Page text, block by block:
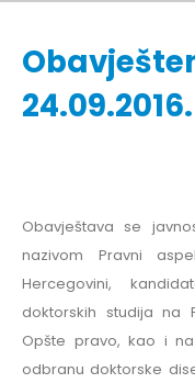
Obavještava se
nazivom Pravni
Hercegovini,
doktorskih studija na
Opšte pravo, kao i
odbranu doktorske